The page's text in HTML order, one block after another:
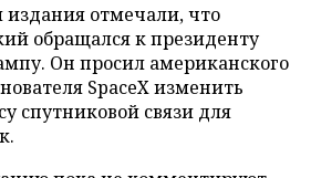
отмечали, что
обращался к президенту
Он просил американского
SpaceX изменить
спутниковой связи для